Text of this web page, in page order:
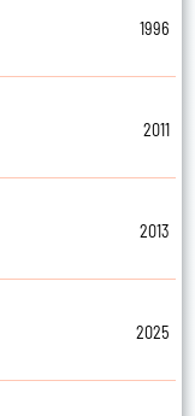
1996
2011
2013
2025